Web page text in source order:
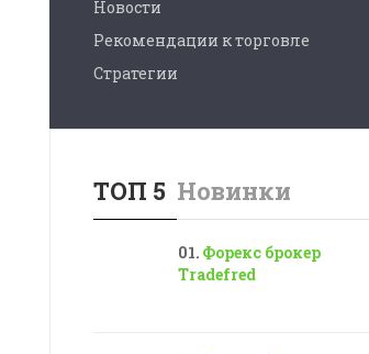
Новости
Рекомендации к торговле
Стратегии
ТОП 5 Новинки
Форекс брокер
Tradefred